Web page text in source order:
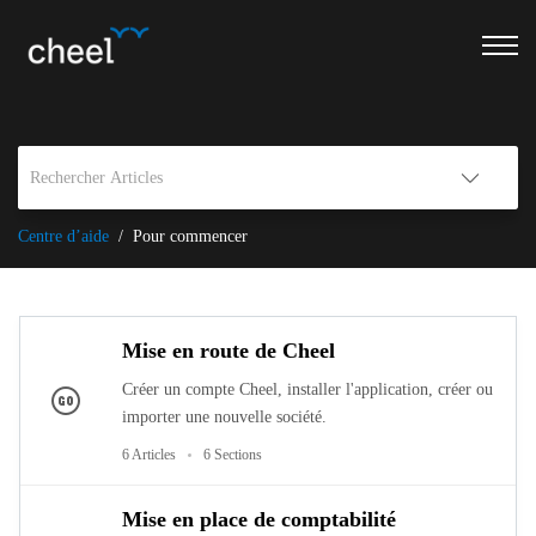
Centre d’aide Pour commencer
Mise en route de Cheel
Créer un compte Cheel, installer l'application, créer ou
importer une nouvelle société.
6 Articles 6 Sections
Mise en place de comptabilité